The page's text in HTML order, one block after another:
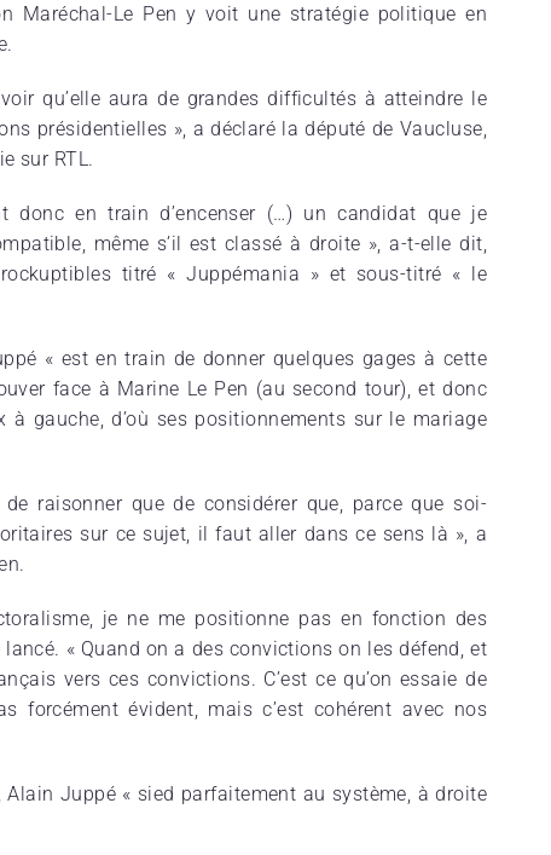
Maréchal-Le Pen y voit une stratégie politique en
qu’elle aura de grandes difficultés à atteindre le
présidentielles », a déclaré la député de Vaucluse,
sur RTL.
donc en train d’encenser (…) un candidat que je
même s’il est classé à droite », a-t-elle dit,
titré « Juppémania » et sous-titré « le
« est en train de donner quelques gages à cette
face à Marine Le Pen (au second tour), et donc
à gauche, d’où ses positionnements sur le mariage
de raisonner que de considérer que, parce que soi-
sur ce sujet, il faut aller dans ce sens là », a
je ne me positionne pas en fonction des
lancé. « Quand on a des convictions on les défend, et
vers ces convictions. C’est ce qu’on essaie de
forcément évident, mais c’est cohérent avec nos
Alain Juppé « sied parfaitement au système, à droite